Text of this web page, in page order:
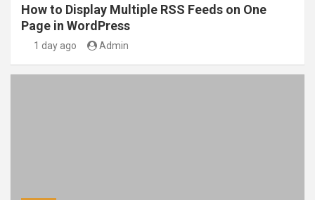
How to Display Multiple RSS Feeds on One
Page in WordPress
1 day ago Admin